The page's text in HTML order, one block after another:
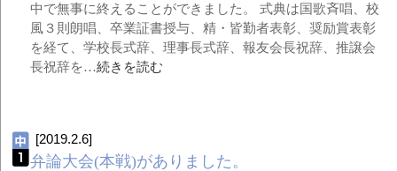
中で無事に終えることができました。 式典は国歌斉唱、校
風３則朗唱、卒業証書授与、精・皆勤者表彰、奨励賞表彰
を経て、学校長式辞、理事長式辞、報友会長祝辞、推譲会
長祝辞を…続きを読む
[2019.2.6]
弁論大会(本戦)がありました。